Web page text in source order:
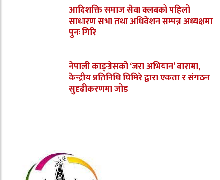
आदिशक्ति समाज सेवा क्लबको पहिलो
साधारण सभा तथा अधिवेशन सम्पन्न अध्यक्षमा
पुनः गिरि
नेपाली काङ्ग्रेसको ‘जरा अभियान’ बारामा,
केन्द्रीय प्रतिनिधि घिमिरे द्वारा एकता र संगठन
सुदृढीकरणमा जोड